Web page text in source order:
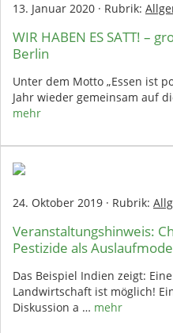
13. Januar 2020 · Rubrik:
WIR HABEN ES SATT! –
Berlin
Unter dem Motto „Essen ist
Jahr wieder gemeinsam auf
mehr
24. Oktober 2019 · Rubrik:
Veranstaltungshinweis:
Pestizide als
Das Beispiel Indien zeigt:
Landwirtschaft ist möglich!
Diskussion a … mehr